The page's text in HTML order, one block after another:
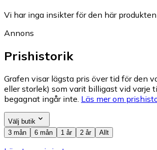
Vi har inga insikter för den här produkten
Annons
Prishistorik
Grafen visar lägsta pris över tid för den
eller storlek) som varit billigast vid varje
begagnat ingår inte. Läs mer om
Välj butik
3 mån
6 mån 1 år 2 år Allt